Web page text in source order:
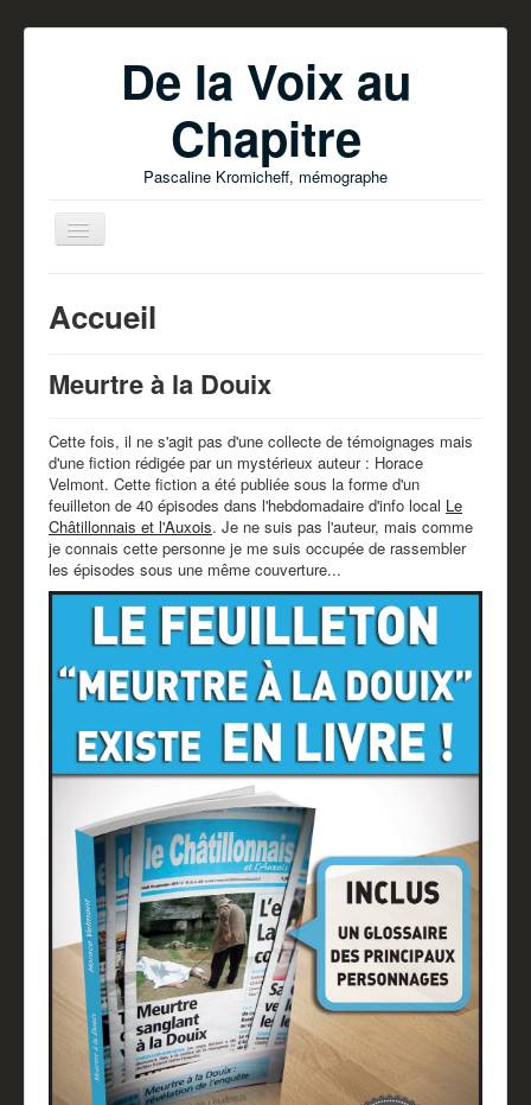
De la Voix au
Chapitre
Pascaline Kromicheff, mémographe
Accueil
Parutions
Pascaline Kromicheff
Partenaires
Revue de presse
Mentions légales
Livre d'or
Accueil
Meurtre à la Douix
Cette fois, il ne s'agit pas d'une collecte de témoignages mais
d'une fiction rédigée par un mystérieux auteur : Horace
Velmont. Cette fiction a été publiée sous la forme d'un
feuilleton de 40 épisodes dans l'hebdomadaire d'info local Le
Châtillonnais et l'Auxois. Je ne suis pas l'auteur, mais comme
je connais cette personne je me suis occupée de rassembler
les épisodes sous une même couverture...